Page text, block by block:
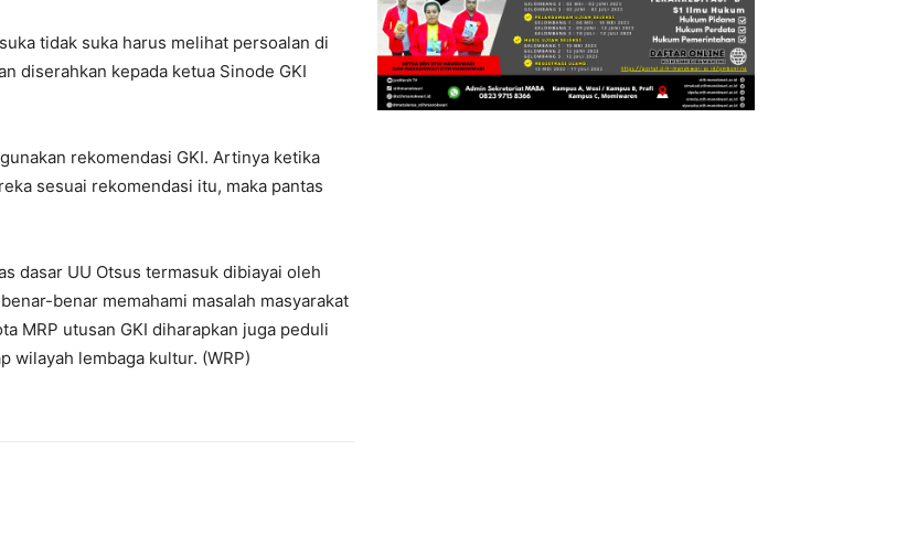
tidak suka harus melihat persoalan di
diserahkan kepada ketua Sinode GKI
rekomendasi GKI. Artinya ketika
sesuai rekomendasi itu, maka pantas
dasar UU Otsus termasuk dibiayai oleh
benar memahami masalah masyarakat
MRP utusan GKI diharapkan juga peduli
wilayah lembaga kultur. (WRP)